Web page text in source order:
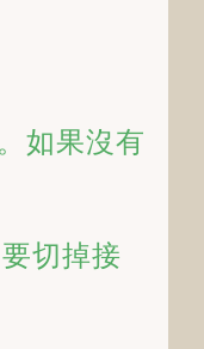
如果沒有
切掉接